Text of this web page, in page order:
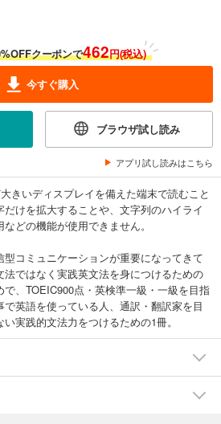
クーポンで462円(税込)
今すぐ購入
ブラウザ試し読み
アプリ試し読みはこちら
きいディスプレイを備えた端末で読むこと
けを拡大することや、文字列のハイライ
どの機能が使用できません。
コミュニケーションが重要になってきて
ではなく実践英文法を身につけるための
、TOEIC900点・英検準一級・一級を目指
英語を使っている人、通訳・翻訳家を目
実践的文法力をつけるための1冊。